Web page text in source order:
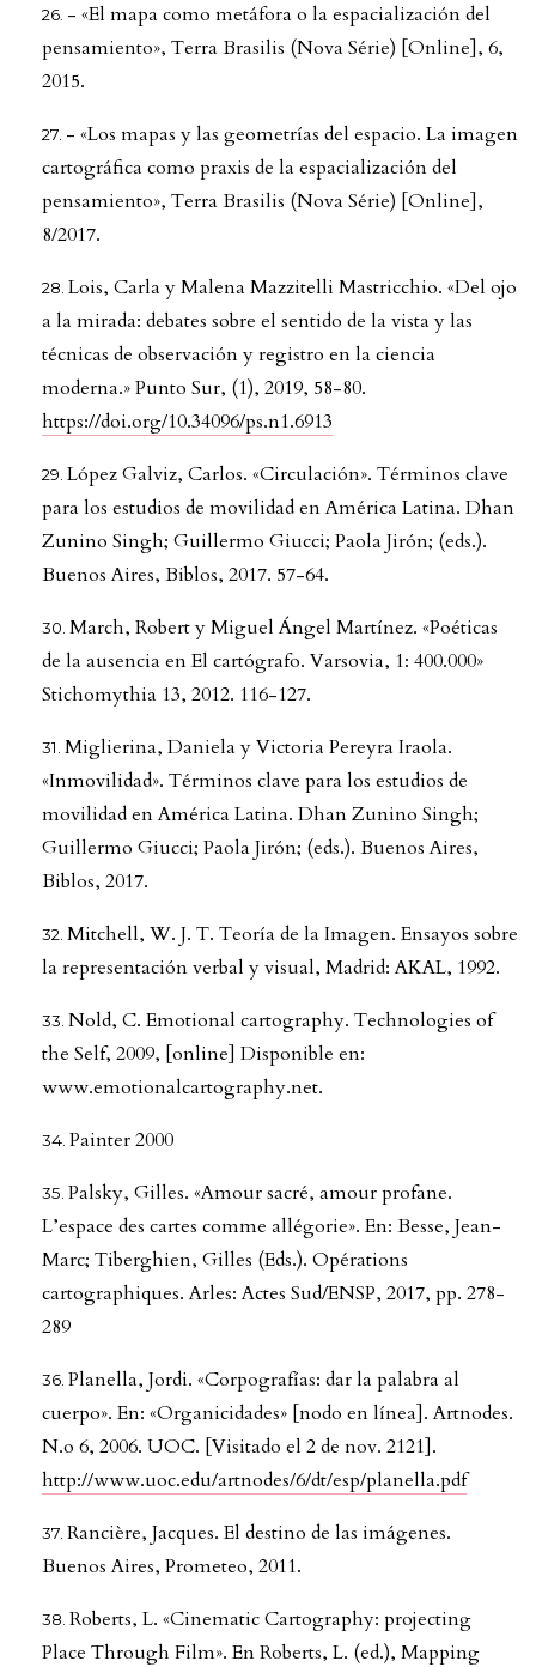
- «El mapa como metáfora o la espacialización del
pensamiento», Terra Brasilis (Nova Série) [Online], 6,
2015.
- «Los mapas y las geometrías del espacio. La imagen
cartográfica como praxis de la espacialización del
pensamiento», Terra Brasilis (Nova Série) [Online],
8/2017.
Lois, Carla y Malena Mazzitelli Mastricchio. «Del ojo
a la mirada: debates sobre el sentido de la vista y las
técnicas de observación y registro en la ciencia
moderna.» Punto Sur, (1), 2019, 58-80.
https://doi.org/10.34096/ps.n1.6913
López Galviz, Carlos. «Circulación». Términos clave
para los estudios de movilidad en América Latina. Dhan
Zunino Singh; Guillermo Giucci; Paola Jirón; (eds.).
Buenos Aires, Biblos, 2017. 57-64.
March, Robert y Miguel Ángel Martínez. «Poéticas
de la ausencia en El cartógrafo. Varsovia, 1: 400.000»
Stichomythia 13, 2012. 116-127.
Miglierina, Daniela y Victoria Pereyra Iraola.
«Inmovilidad». Términos clave para los estudios de
movilidad en América Latina. Dhan Zunino Singh;
Guillermo Giucci; Paola Jirón; (eds.). Buenos Aires,
Biblos, 2017.
Mitchell, W. J. T. Teoría de la Imagen. Ensayos sobre
la representación verbal y visual, Madrid: AKAL, 1992.
Nold, C. Emotional cartography. Technologies of
the Self, 2009, [online] Disponible en:
www.emotionalcartography.net.
Painter 2000
Palsky, Gilles. «Amour sacré, amour profane.
L’espace des cartes comme allégorie». En: Besse, Jean-
Marc; Tiberghien, Gilles (Eds.). Opérations
cartographiques. Arles: Actes Sud/ENSP, 2017, pp. 278-
289
Planella, Jordi. «Corpografías: dar la palabra al
cuerpo». En: «Organicidades» [nodo en línea]. Artnodes.
N.o 6, 2006. UOC. [Visitado el 2 de nov. 2121].
http://www.uoc.edu/artnodes/6/dt/esp/planella.pdf
Rancière, Jacques. El destino de las imágenes.
Buenos Aires, Prometeo, 2011.
Roberts, L. «Cinematic Cartography: projecting
Place Through Film». En Roberts, L. (ed.), Mapping